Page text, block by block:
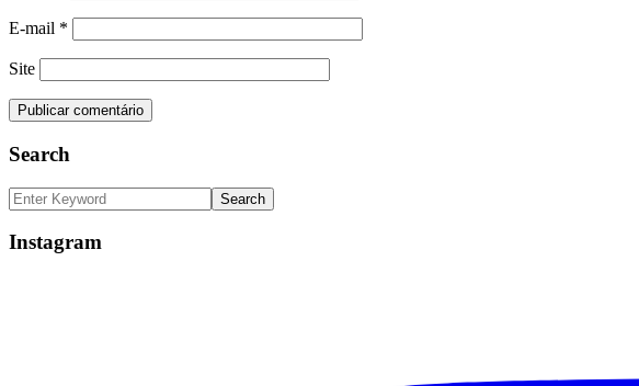
E-mail *
Site
Search
Instagram